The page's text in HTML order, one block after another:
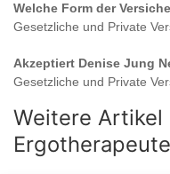
Welche Form der
Gesetzliche und Private
Akzeptiert Denise Jung
Gesetzliche und Private
Weitere Artikel